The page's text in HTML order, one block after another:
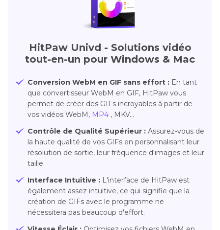
HitPaw Univd - Solutions vidéo
tout-en-un pour Windows & Mac
Conversion WebM en GIF sans effort : En tant
que convertisseur WebM en GIF, HitPaw vous
permet de créer des GIFs incroyables à partir de
vos vidéos WebM, MP4 , MKV...
Contrôle de Qualité Supérieur : Assurez-vous de
la haute qualité de vos GIFs en personnalisant leur
résolution de sortie, leur fréquence d'images et leur
taille.
Interface Intuitive : L'interface de HitPaw est
également assez intuitive, ce qui signifie que la
création de GIFs avec le programme ne
nécessitera pas beaucoup d'effort.